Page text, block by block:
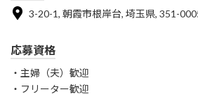
3-20-1, 朝霞市根岸台, 埼玉県, 351-
応募資格
・主婦（夫）歓迎
・フリーター歓迎